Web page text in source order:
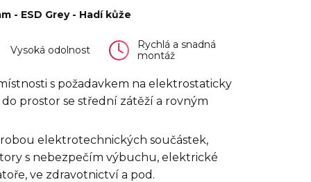
- ESD Grey - Hadí kůže
Vysoká odolnost
Rychlá a snadná
montáž
s požadavkem na elektrostaticky
prostor se střední zátěží a rovným
elektrotechnických součástek,
s nebezpečím výbuchu, elektrické
ve zdravotnictví a pod.